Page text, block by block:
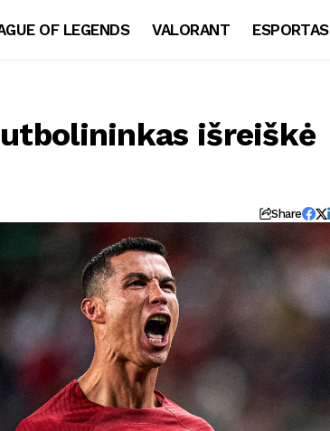
OF LEGENDS VALORANT ESPORTAS
išreiškė
Share